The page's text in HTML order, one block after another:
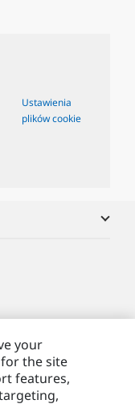
Ustawienia
plików cookie
your
the site
features,